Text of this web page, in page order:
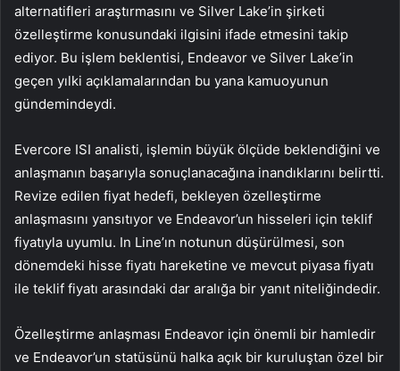
alternatifleri araştırmasını ve Silver Lake’in şirketi
özelleştirme konusundaki ilgisini ifade etmesini takip
ediyor. Bu işlem beklentisi, Endeavor ve Silver Lake’in
geçen yılki açıklamalarından bu yana kamuoyunun
gündemindeydi.
Evercore ISI analisti, işlemin büyük ölçüde beklendiğini ve
anlaşmanın başarıyla sonuçlanacağına inandıklarını belirtti.
Revize edilen fiyat hedefi, bekleyen özelleştirme
anlaşmasını yansıtıyor ve Endeavor’un hisseleri için teklif
fiyatıyla uyumlu. In Line’ın notunun düşürülmesi, son
dönemdeki hisse fiyatı hareketine ve mevcut piyasa fiyatı
ile teklif fiyatı arasındaki dar aralığa bir yanıt niteliğindedir.
Özelleştirme anlaşması Endeavor için önemli bir hamledir
ve Endeavor’un statüsünü halka açık bir kuruluştan özel bir